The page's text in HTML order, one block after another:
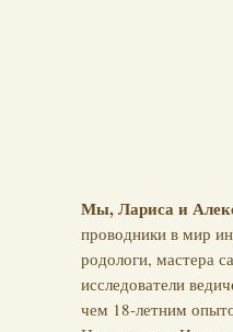
Мы, Лариса и
проводники в мир
родологи, мастера
исследователи
чем 18-летним